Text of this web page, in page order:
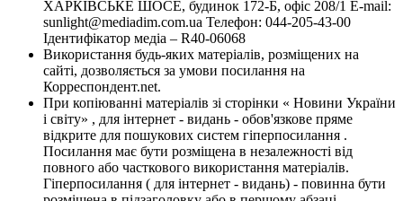
ХАРКІВСЬКЕ ШОСЕ, будинок 172-Б, офіс 208/1 E-mail:
sunlight@mediadim.com.ua Телефон: 044-205-43-00
Ідентифікатор медіа – R40-06068
Використання будь-яких матеріалів, розміщених на
сайті, дозволяється за умови посилання на
Корреспондент.net.
При копіюванні матеріалів зі сторінки « Новини України
і світу» , для інтернет - видань - обов'язкове пряме
відкрите для пошукових систем гіперпосилання .
Посилання має бути розміщена в незалежності від
повного або часткового використання матеріалів.
Гіперпосилання ( для інтернет - видань) - повинна бути